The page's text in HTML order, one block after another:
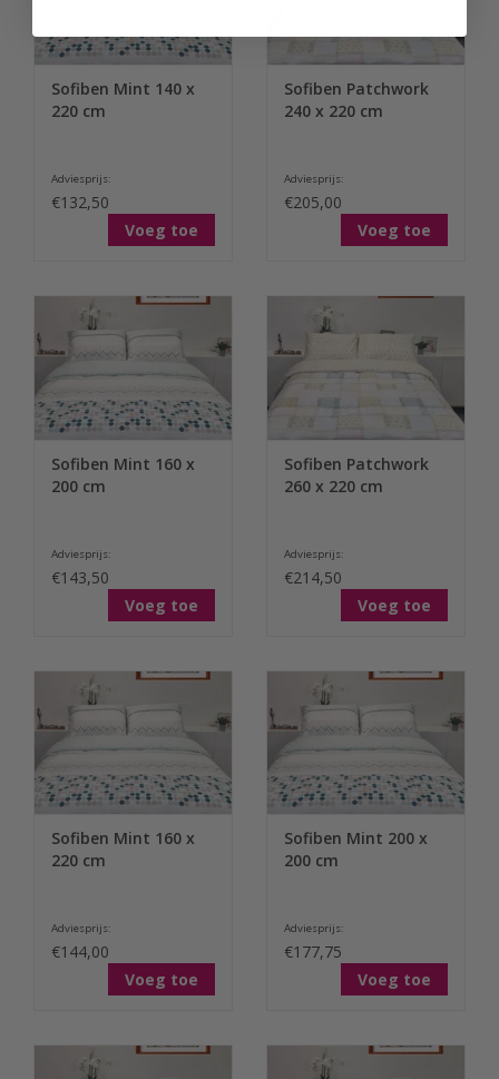
Sofiben Mint 140 x
220 cm
Adviesprijs:
€132,50
Voeg toe
Sofiben Patchwork
240 x 220 cm
Adviesprijs:
€205,00
Voeg toe
Sofiben Mint 160 x
200 cm
Adviesprijs:
€143,50
Voeg toe
Sofiben Patchwork
260 x 220 cm
Adviesprijs:
€214,50
Voeg toe
Sofiben Mint 160 x
220 cm
Adviesprijs:
€144,00
Voeg toe
Sofiben Mint 200 x
200 cm
Adviesprijs:
€177,75
Voeg toe